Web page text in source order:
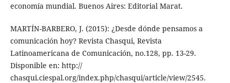
economía mundial. Buenos Aires: Editorial Marat.
MARTÍN-BARBERO, J. (2015): ¿Desde dónde pensamos a
comunicación hoy? Revista Chasqui, Revista
Latinoamericana de Comunicación, no.128, pp. 13-29.
Disponible en: http://
chasqui.ciespal.org/index.php/chasqui/article/view/2545.